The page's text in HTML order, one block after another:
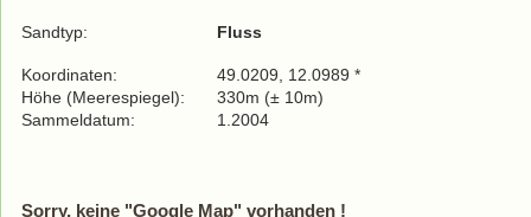
Sandtyp: Fluss
Koordinaten:
49.0209, 12.0989 *
Höhe (Meerespiegel):
330m (± 10m)
Sammeldatum:
1.2004
Sorry, keine "Google Map" vorhanden !